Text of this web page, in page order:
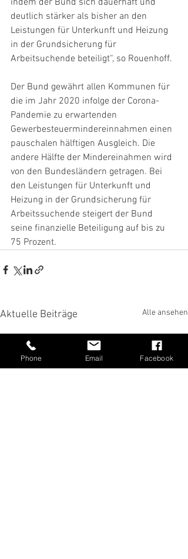
indem der Bund sich dauerhaft und
deutlich stärker als bisher an den
Leistungen für Unterkunft und Heizung
in der Grundsicherung für
Arbeitsuchende beteiligt“, so Rouenhoff.
Der Bund gewährt allen Kommunen für
die im Jahr 2020 infolge der Corona-
Pandemie zu erwartenden
Gewerbesteuermindereinnahmen einen
pauschalen hälftigen Ausgleich. Die
andere Hälfte der Mindereinahmen wird
von den Bundesländern getragen. Bei
den Leistungen für Unterkunft und
Heizung in der Grundsicherung für
Arbeitssuchende steigert der Bund
seine finanzielle Beteiligung auf bis zu
75 Prozent.
Aktuelle Beiträge Alle ansehen
Phone Email Facebook